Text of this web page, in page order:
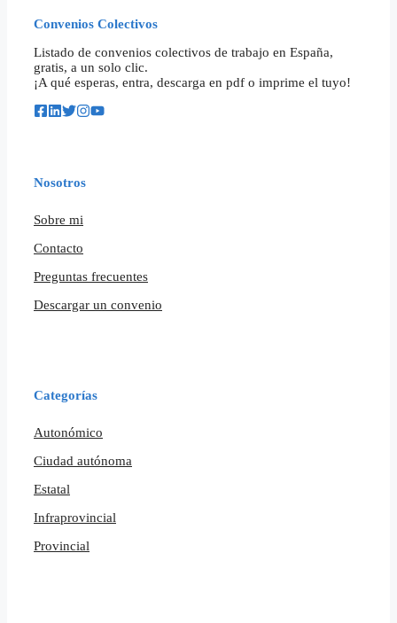
Convenios Colectivos
Listado de convenios colectivos de trabajo en España,
gratis, a un solo clic.
¡A qué esperas, entra, descarga en pdf o imprime el tuyo!
Nosotros
Sobre mi
Contacto
Preguntas frecuentes
Descargar un convenio
Categorías
Autonómico
Ciudad autónoma
Estatal
Infraprovincial
Provincial